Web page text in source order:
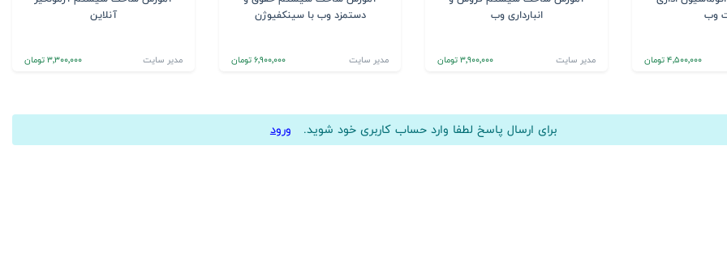
وب
4٬500٬000 تومان
انبارداری وب
مدیر سایت 3٬900٬000 تومان
دستمزد وب با سینکفیوژن
مدیر سایت 6٬900٬000 تومان
آنلاین
مدیر سایت 3٬300٬000 تومان
برای ارسال پاسخ لطفا وارد حساب کاربری خود شوید. ورود